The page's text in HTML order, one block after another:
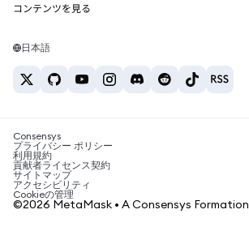
Web3サービス
サポート
キャリア
お問い合わせ
Tetherの価格
USDT→INR
BTC→INR
ETH→USDT
ETHの購入
USDTの購入
SHIBの購入
BNBの購入
コンテンツを見る
Solanaウォレット
税制関連ニュース
暗号資産の購入方法は？
ビットコインを売るには？
日本語
Consensys
プライバシー ポリシー
利用規約
貢献者ライセンス契約
サイトマップ
アクセシビリティ
Cookieの管理
©2026 MetaMask • A Consensys Formation